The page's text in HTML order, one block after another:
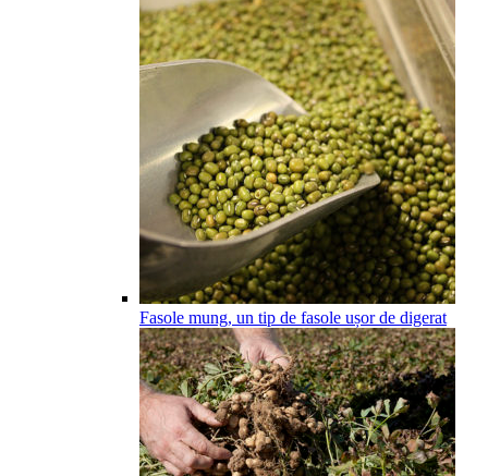
Fasole mung, un tip de fasole ușor de digerat